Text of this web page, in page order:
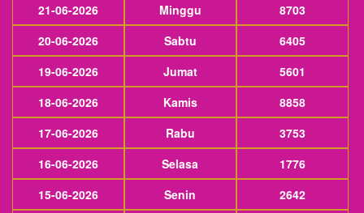
21-06-2026
Minggu
8703
20-06-2026
Sabtu
6405
19-06-2026
Jumat
5601
18-06-2026
Kamis
8858
17-06-2026
Rabu
3753
16-06-2026
Selasa
1776
15-06-2026
Senin 2642